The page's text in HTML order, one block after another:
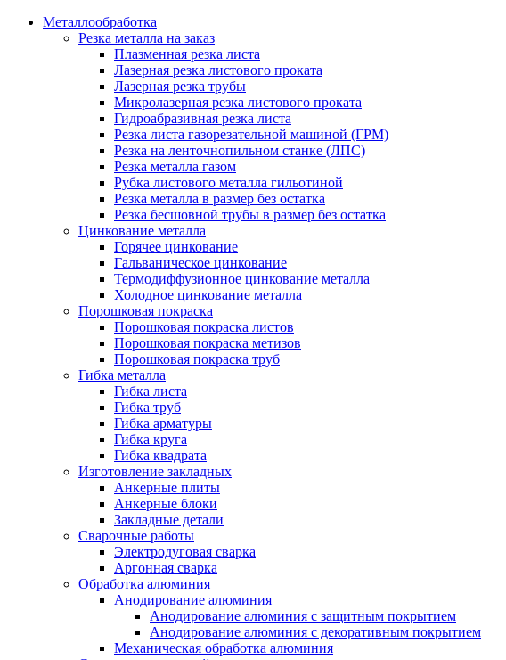
Металлообработка
Резка металла на заказ
Плазменная резка листа
Лазерная резка листового проката
Лазерная резка трубы
Микролазерная резка листового проката
Гидроабразивная резка листа
Резка листа газорезательной машиной (ГРМ)
Резка на ленточнопильном станке (ЛПС)
Резка металла газом
Рубка листового металла гильотиной
Резка металла в размер без остатка
Резка бесшовной трубы в размер без остатка
Цинкование металла
Горячее цинкование
Гальваническое цинкование
Термодиффузионное цинкование металла
Холодное цинкование металла
Порошковая покраска
Порошковая покраска листов
Порошковая покраска метизов
Порошковая покраска труб
Гибка металла
Гибка листа
Гибка труб
Гибка арматуры
Гибка круга
Гибка квадрата
Изготовление закладных
Анкерные плиты
Анкерные блоки
Закладные детали
Сварочные работы
Электродуговая сварка
Аргонная сварка
Обработка алюминия
Анодирование алюминия
Анодирование алюминия с защитным покрытием
Анодирование алюминия с декоративным покрытием
Механическая обработка алюминия